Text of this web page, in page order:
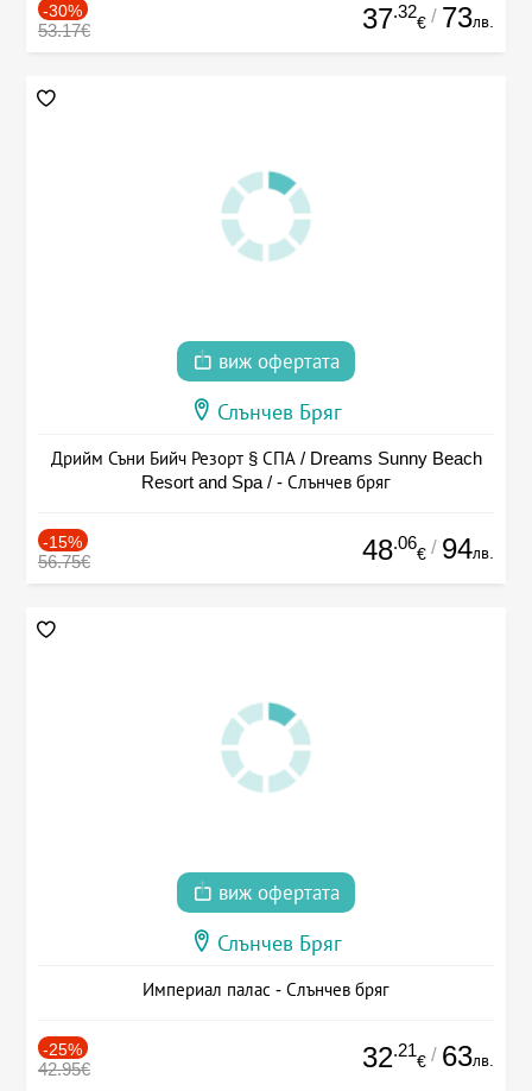
-30%
53.17€ 37.32
€ / 73лв.
виж офертата
Слънчев Бряг
Дрийм Съни Бийч Резорт § СПА / Dreams Sunny Beach
Resort and Spa / - Слънчев бряг
-15%
56.75€ 48.06
€ / 94лв.
виж офертата
Слънчев Бряг
Империал палас - Слънчев бряг
-25%
42.95€ 32.21
€ / 63лв.